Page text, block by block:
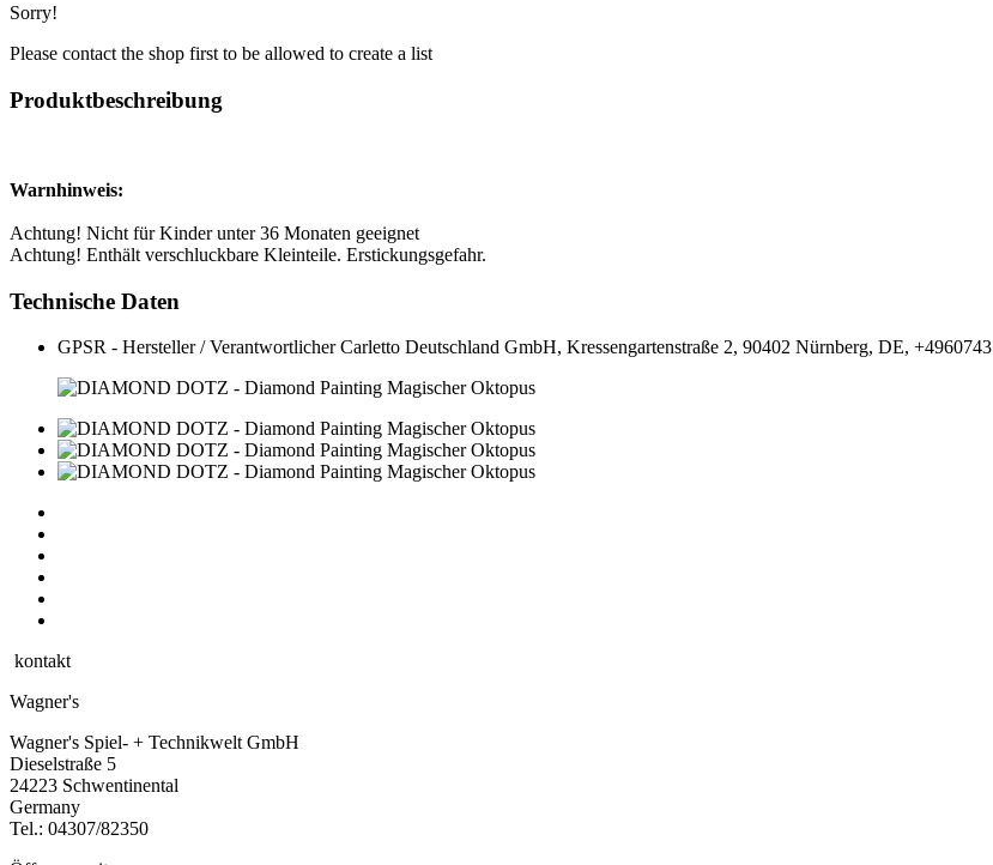
Sorry!
Please contact the shop first to be allowed to create a list
Produktbeschreibung
Warnhinweis:
Achtung! Nicht für Kinder unter 36 Monaten geeignet
Achtung! Enthält verschluckbare Kleinteile. Erstickungsgefahr.
Technische Daten
GPSR - Hersteller / Verantwortlicher Carletto Deutschland GmbH, Kressengartenstraße 2, 90402 Nürnberg, DE,
kontakt
Wagner's
Wagner's Spiel- + Technikwelt GmbH
Dieselstraße 5
24223 Schwentinental
Germany
Tel.: 04307/82350